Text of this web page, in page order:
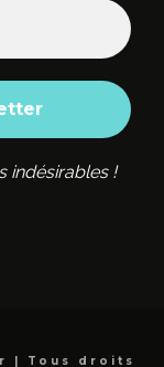
indésirables !
| Tous droits